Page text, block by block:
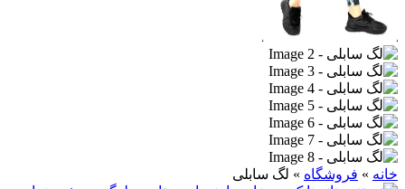
خانه » فروشگاه » لگ سابلی